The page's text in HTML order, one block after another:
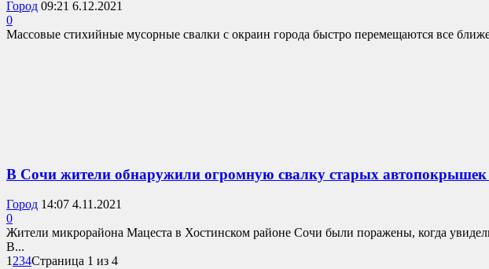
Город 09:21 6.12.2021
0
Массовые стихийные мусорные свалки с окраин города быстро перемещаются все
В Сочи жители обнаружили огромную свалку старых автопокрышек
Город 14:07 4.11.2021
0
Жители микрорайона Мацеста в Хостинском районе Сочи были поражены, когда
В...
1 234Страница 1 из 4